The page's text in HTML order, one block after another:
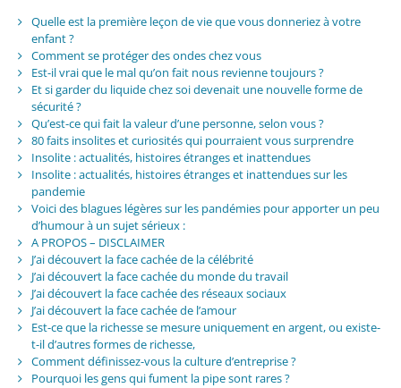
Quelle est la première leçon de vie que vous donneriez à votre
enfant ?
Comment se protéger des ondes chez vous
Est-il vrai que le mal qu’on fait nous revienne toujours ?
Et si garder du liquide chez soi devenait une nouvelle forme de
sécurité ?
Qu’est-ce qui fait la valeur d’une personne, selon vous ?
80 faits insolites et curiosités qui pourraient vous surprendre
Insolite : actualités, histoires étranges et inattendues
Insolite : actualités, histoires étranges et inattendues sur les
pandemie
Voici des blagues légères sur les pandémies pour apporter un peu
d’humour à un sujet sérieux :
A PROPOS – DISCLAIMER
J’ai découvert la face cachée de la célébrité
J’ai découvert la face cachée du monde du travail
J’ai découvert la face cachée des réseaux sociaux
J’ai découvert la face cachée de l’amour
Est-ce que la richesse se mesure uniquement en argent, ou existe-
t-il d’autres formes de richesse,
Comment définissez-vous la culture d’entreprise ?
Pourquoi les gens qui fument la pipe sont rares ?